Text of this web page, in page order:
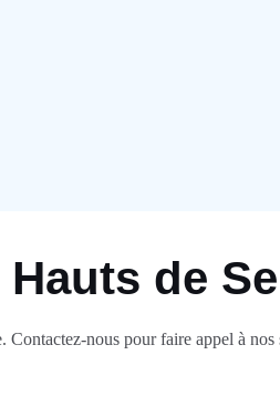
de
nous pour faire appel à nos